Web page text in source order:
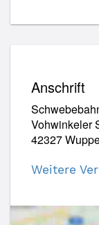
Anschrift
Vohwinkeler
42327
Weitere